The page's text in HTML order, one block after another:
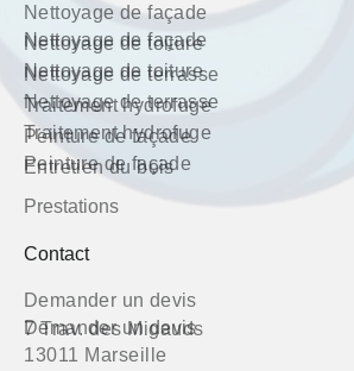
Nettoyage de façade
Nettoyage de façade
Nettoyage de toiture
Nettoyage de toiture
Nettoyage de terrasse
Nettoyage de terrasse
Traitement hydrofuge
Traitement hydrofuge
Peinture de façade
Peinture de façade
Entretien du bois
Prestations
Contact
Demander un devis
Demander un devis
7 Trav. des Migauds
13011 Marseille